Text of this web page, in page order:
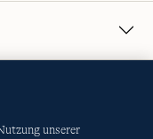
unserer